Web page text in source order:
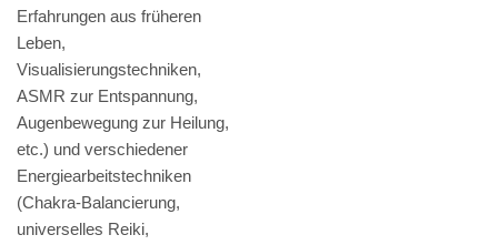
Erfahrungen aus früheren
Leben,
Visualisierungstechniken,
ASMR zur Entspannung,
Augenbewegung zur Heilung,
etc.) und verschiedener
Energiearbeitstechniken
(Chakra-Balancierung,
universelles Reiki,